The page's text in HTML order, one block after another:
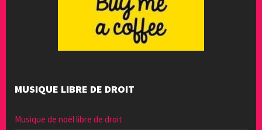
MUSIQUE LIBRE DE DROIT
Musique de noël libre de droit